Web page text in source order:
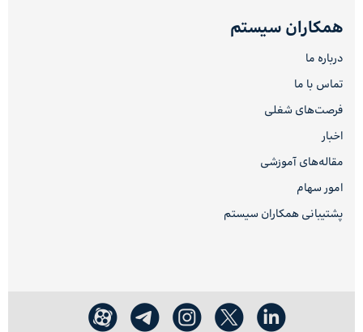
همکاران سیستم
درباره ما
تماس با ما
فرصت‌های شغلی
اخبار
مقاله‌های آموزشی
امور سهام
پشتیبانی همکاران سیستم